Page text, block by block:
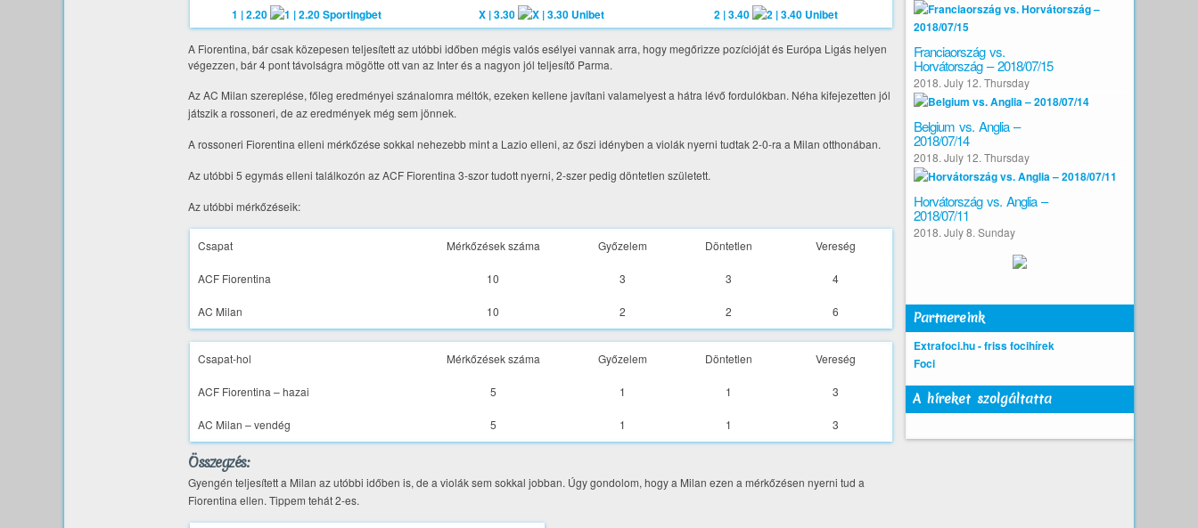
1 | 2.20 X | 3.30 2 | 3.40
A Fiorentina, bár csak közepesen teljesített az utóbbi időben mégis valós esélyei vannak arra, hogy megőrizze pozícióját és Európa Ligás helyen
végezzen, bár 4 pont távolságra mögötte ott van az Inter és a nagyon jól teljesítő Parma.
Az AC Milan szereplése, főleg eredményei szánalomra méltók, ezeken kellene javítani valamelyest a hátra lévő fordulókban. Néha kifejezetten jól
játszik a rossoneri, de az eredmények még sem jönnek.
A rossoneri Fiorentina elleni mérkőzése sokkal nehezebb mint a Lazio elleni, az őszi idényben a violák nyerni tudtak 2-0-ra a Milan otthonában.
Az utóbbi 5 egymás elleni találkozón az ACF Fiorentina 3-szor tudott nyerni, 2-szer pedig döntetlen született.
Az utóbbi mérkőzéseik:
Csapat Mérkőzések száma Győzelem Döntetlen Vereség
ACF Fiorentina 10 3 3 4
AC Milan 10 2 2 6
Csapat-hol Mérkőzések száma Győzelem Döntetlen Vereség
ACF Fiorentina – hazai 5 1 1 3
AC Milan – vendég 5 1 1 3
Összegzés:
Gyengén teljesített a Milan az utóbbi időben is, de a violák sem sokkal jobban. Úgy gondolom, hogy a Milan ezen a mérkőzésen nyerni tud a
Fiorentina ellen. Tippem tehát 2-es.
Franciaország vs.
Horvátország – 2018/07/15
2018. July 12. Thursday
Belgium vs. Anglia –
2018/07/14
2018. July 12. Thursday
Horvátország vs. Anglia –
2018/07/11
2018. July 8. Sunday
Partnereink
Extrafoci.hu - friss focihírek
Foci
A híreket szolgáltatta